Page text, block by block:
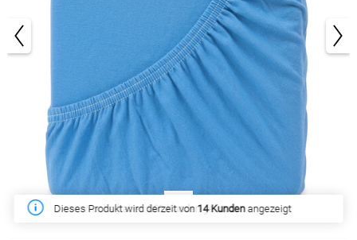
Diese Woche haben261 Kundengekauft